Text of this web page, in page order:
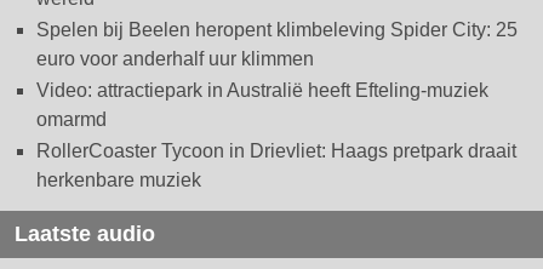
Spelen bij Beelen heropent klimbeleving Spider City: 25
euro voor anderhalf uur klimmen
Video: attractiepark in Australië heeft Efteling-muziek
omarmd
RollerCoaster Tycoon in Drievliet: Haags pretpark draait
herkenbare muziek
Laatste audio